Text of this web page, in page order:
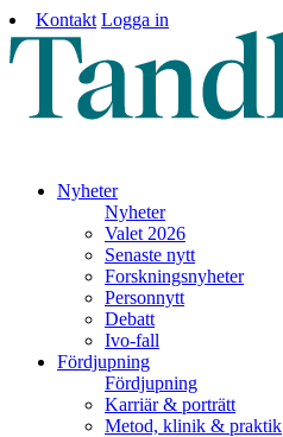
Kontakt Logga in
Nyheter
Nyheter
Valet 2026
Senaste nytt
Forskningsnyheter
Personnytt
Debatt
Ivo-fall
Fördjupning
Fördjupning
Karriär & porträtt
Metod, klinik & praktik